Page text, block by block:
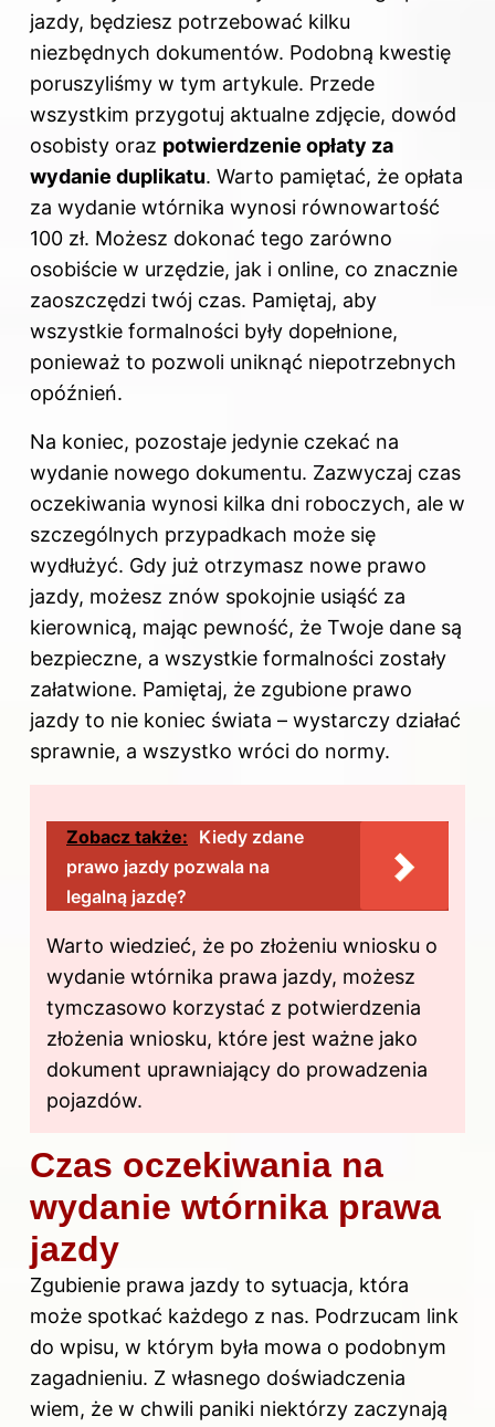
jazdy, będziesz potrzebować kilku
niezbędnych dokumentów. Podobną kwestię
poruszyliśmy w tym artykule. Przede
wszystkim przygotuj aktualne zdjęcie, dowód
osobisty oraz potwierdzenie opłaty za
wydanie duplikatu. Warto pamiętać, że opłata
za wydanie wtórnika wynosi równowartość
100 zł. Możesz dokonać tego zarówno
osobiście w urzędzie, jak i online, co znacznie
zaoszczędzi twój czas. Pamiętaj, aby
wszystkie formalności były dopełnione,
ponieważ to pozwoli uniknąć niepotrzebnych
opóźnień.
Na koniec, pozostaje jedynie czekać na
wydanie nowego dokumentu. Zazwyczaj czas
oczekiwania wynosi kilka dni roboczych, ale w
szczególnych przypadkach może się
wydłużyć. Gdy już otrzymasz nowe prawo
jazdy, możesz znów spokojnie usiąść za
kierownicą, mając pewność, że Twoje dane są
bezpieczne, a wszystkie formalności zostały
załatwione. Pamiętaj, że zgubione prawo
jazdy to nie koniec świata – wystarczy działać
sprawnie, a wszystko wróci do normy.
Zobacz także: Kiedy zdane
prawo jazdy pozwala na
legalną jazdę?
Warto wiedzieć, że po złożeniu wniosku o
wydanie wtórnika prawa jazdy, możesz
tymczasowo korzystać z potwierdzenia
złożenia wniosku, które jest ważne jako
dokument uprawniający do prowadzenia
pojazdów.
Czas oczekiwania na
wydanie wtórnika prawa
jazdy
Zgubienie prawa jazdy to sytuacja, która
może spotkać każdego z nas. Podrzucam link
do wpisu, w którym była mowa o podobnym
zagadnieniu. Z własnego doświadczenia
wiem, że w chwili paniki niektórzy zaczynają